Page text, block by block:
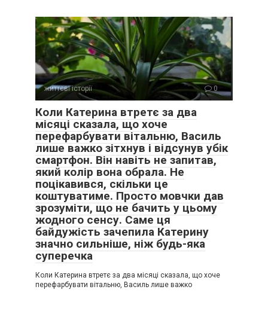
Про мене майже не питали.
Не цікавилися, як почуваюся.
Чи потрібна мені допомога.
Навіть коли я кілька днів мала високий тиск, донька
сказала лише:
— Випий щось і відпочинеш. А дітей я все одно привезу,
життєві історії 0
Коли Катерина втретє за два
місяці сказала, що хоче
перефарбувати вітальню, Василь
лише важко зітхнув і відсунув убік
смартфон. Він навіть не запитав,
який колір вона обрала. Не
поцікавився, скільки це
коштуватиме. Просто мовчки дав
зрозуміти, що не бачить у цьому
жодного сенсу. Саме ця
байдужість зачепила Катерину
значно сильніше, ніж будь-яка
суперечка
Коли Катерина втретє за два місяці сказала, що хоче
перефарбувати вітальню, Василь лише важко